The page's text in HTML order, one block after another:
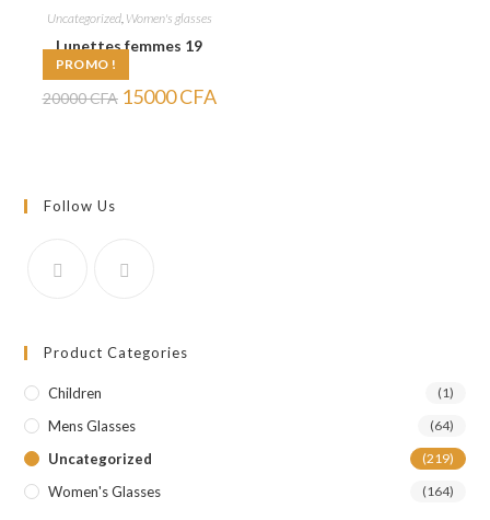
PROMO !
Uncategorized, Women's glasses
Lunettes femmes 19
20000CFA Le
prix
15000CFAprix
Follow Us
Product Categories
Children (1)
Mens Glasses (64)
Uncategorized (219)
Women's Glasses (164)